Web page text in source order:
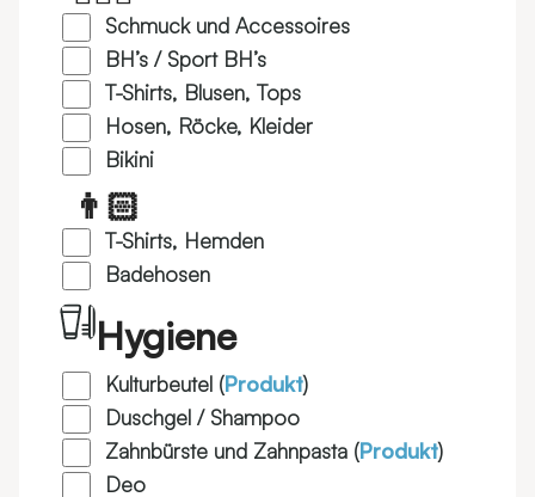
Schmuck und Accessoires
BH’s / Sport BH’s
T-Shirts, Blusen, Tops
Hosen, Röcke, Kleider
Bikini
👨🏻
T-Shirts, Hemden
Badehosen
Hygiene
Kulturbeutel (Produkt)
Duschgel / Shampoo
Zahnbürste und Zahnpasta (Produkt)
Deo